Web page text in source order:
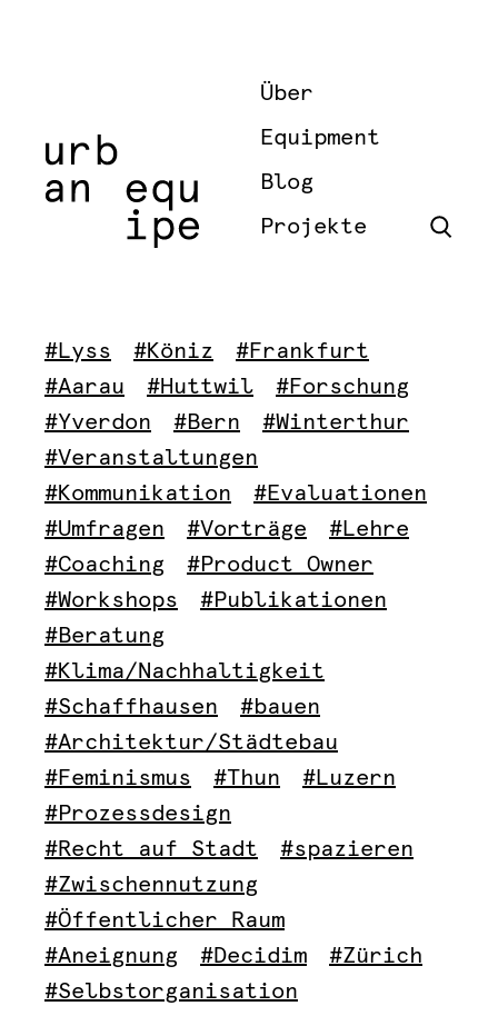
Über
Equipment
Blog
Projekte
#Lyss #Köniz
#Frankfurt
#Aarau
#Huttwil
#Forschung
#Yverdon
#Bern
#Winterthur
#Veranstaltungen
#Kommunikation
#Evaluationen
#Umfragen
#Vorträge
#Lehre
#Coaching
#Product Owner
#Workshops
#Publikationen
#Beratung
#Klima/Nachhaltigkeit
#Schaffhausen
#bauen
#Architektur/Städtebau
#Feminismus
#Thun
#Luzern
#Prozessdesign
#Recht auf Stadt
#spazieren
#Zwischennutzung
#Öffentlicher Raum
#Aneignung
#Decidim
#Zürich
#Selbstorganisation